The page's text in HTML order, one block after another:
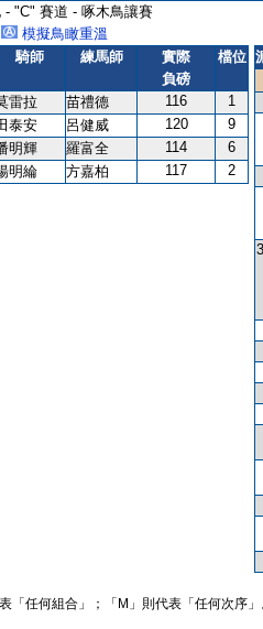
- "C" 賽道 - 啄木鳥讓賽
模擬鳥瞰重溫
騎師 練馬師
實際
負磅
檔位
雷拉 苗禮德 116
1
泰安 呂健威 120
9
明輝 羅富全 114
6
明綸 方嘉柏 117 2
「任何組合」；「M」則代表「任何次序